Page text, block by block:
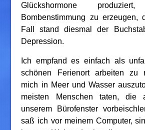
Glückshormone
Bombenstimmung zu erzeugen,
Fall stand diesmal der
Depression.
Ich empfand es einfach als
schönen Ferienort arbeiten zu
mich in Meer und Wasser
meisten Menschen taten,
unserem Bürofenster
saß ich vor meinem Computer,